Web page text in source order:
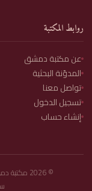
روابط المكتبة
عن مكتبة دمشق
المدوّنة البحثية
تواصل معنا
تسجيل الدخول
إنشاء حساب
©
2026 مكتبة